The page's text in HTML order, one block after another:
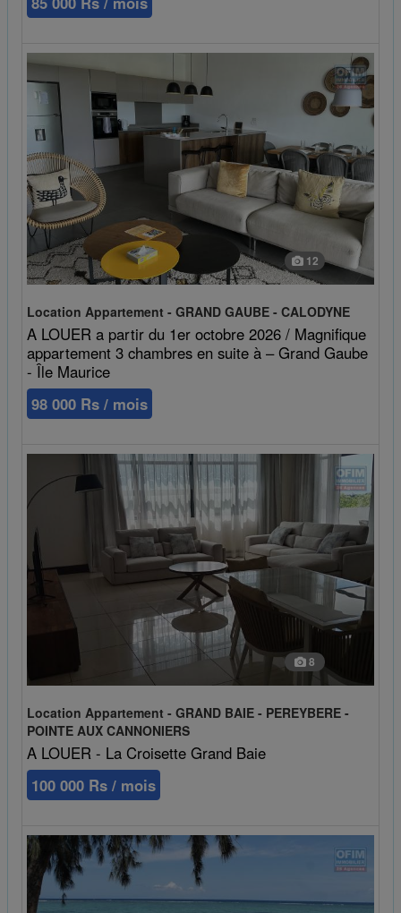
12
Location Appartement - GRAND GAUBE - CALODYNE
A LOUER a partir du 1er octobre 2026 / Magnifique
appartement 3 chambres en suite à – Grand Gaube
- Île Maurice
98 000 Rs / mois
8
Location Appartement - GRAND BAIE - PEREYBERE -
POINTE AUX CANNONIERS
A LOUER - La Croisette Grand Baie
100 000 Rs / mois